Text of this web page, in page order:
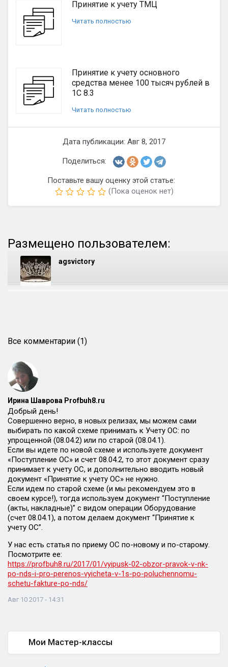
Принятие к учету ТМЦ
Читать полностью
Принятие к учету основного
средства менее 100 тысяч рублей в
1С 8.3
Читать полностью
Дата публикации: Авг 8, 2017
Поделиться:
Поставьте вашу оценку этой статье:
(Пока оценок нет)
Размещено пользователем:
agsvictory
Все комментарии (1)
Ирина Шаврова Profbuh8.ru
Добрый день!
Совершенно верно, в новых релизах, мы можем сами
выбирать по какой схеме принимать к Учету ОС: по
упрощенной (08.04.2) или по старой (08.04.1).
Если вы идете по новой схеме и используете документ
«Поступление ОС» и счет 08.04.2, то этот документ сразу
принимает к учету ОС, и дополнительно вводить новый
документ «Принятие к учету ОС» не нужно.
Если идем по старой схеме (и мы рекомендуем это в
своем курсе!), тогда используем документ “Поступление
(акты, накладные)” с видом операции Оборудование
(счет 08.04.1), а потом делаем документ “Принятие к
учету ОС”.
У нас есть статья по приему ОС по-новому и по-старому.
Посмотрите ее:
https://profbuh8.ru/2017/01/vyipusk-02-obzor-pravok-v-nk-
po-nds-i-pro-perenos-vyicheta-v-1s-po-poluchennomu-
schetu-fakture-po-nds/
Авг 10 2017 - 14:31
Мои Мастер-классы